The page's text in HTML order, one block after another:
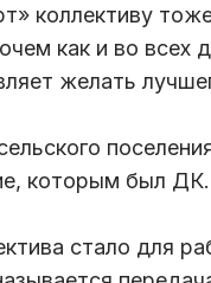
коллективу
как и во всех
желать
которым был ДК.
стало для